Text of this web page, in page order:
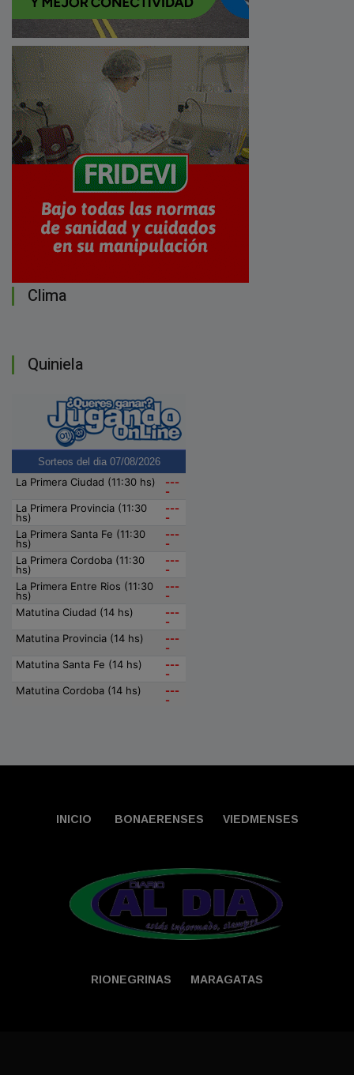
Clima
Quiniela
INICIO BONAERENSES VIEDMENSES
RIONEGRINAS MARAGATAS